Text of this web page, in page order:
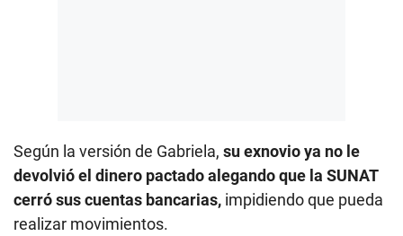
Según la versión de Gabriela, su exnovio ya no le
devolvió el dinero pactado alegando que la SUNAT
cerró sus cuentas bancarias, impidiendo que pueda
realizar movimientos.